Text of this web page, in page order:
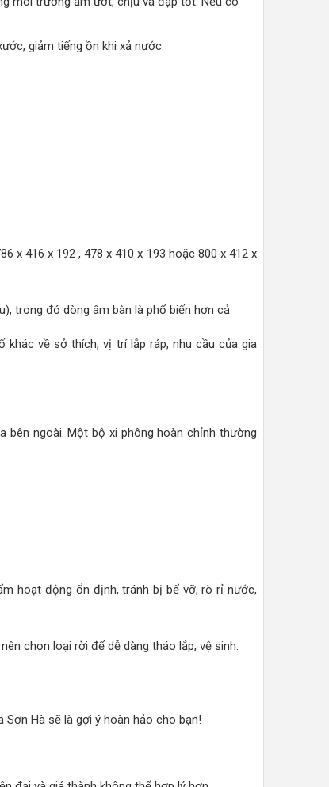
giảm tiếng ồn khi xả nước.
x 416 x 192 , 478 x 410 x 193 hoặc 800 x 412 x
trong đó dòng âm bàn là phổ biến hơn cả.
về sở thích, vị trí lắp ráp, nhu cầu của gia
bên ngoài. Một bộ xi phông hoàn chỉnh thường
hoạt động ổn định, tránh bị bể vỡ, rò rỉ nước,
chọn loại rời để dễ dàng tháo lắp, vệ sinh.
Hà sẽ là gợi ý hoàn hảo cho bạn!